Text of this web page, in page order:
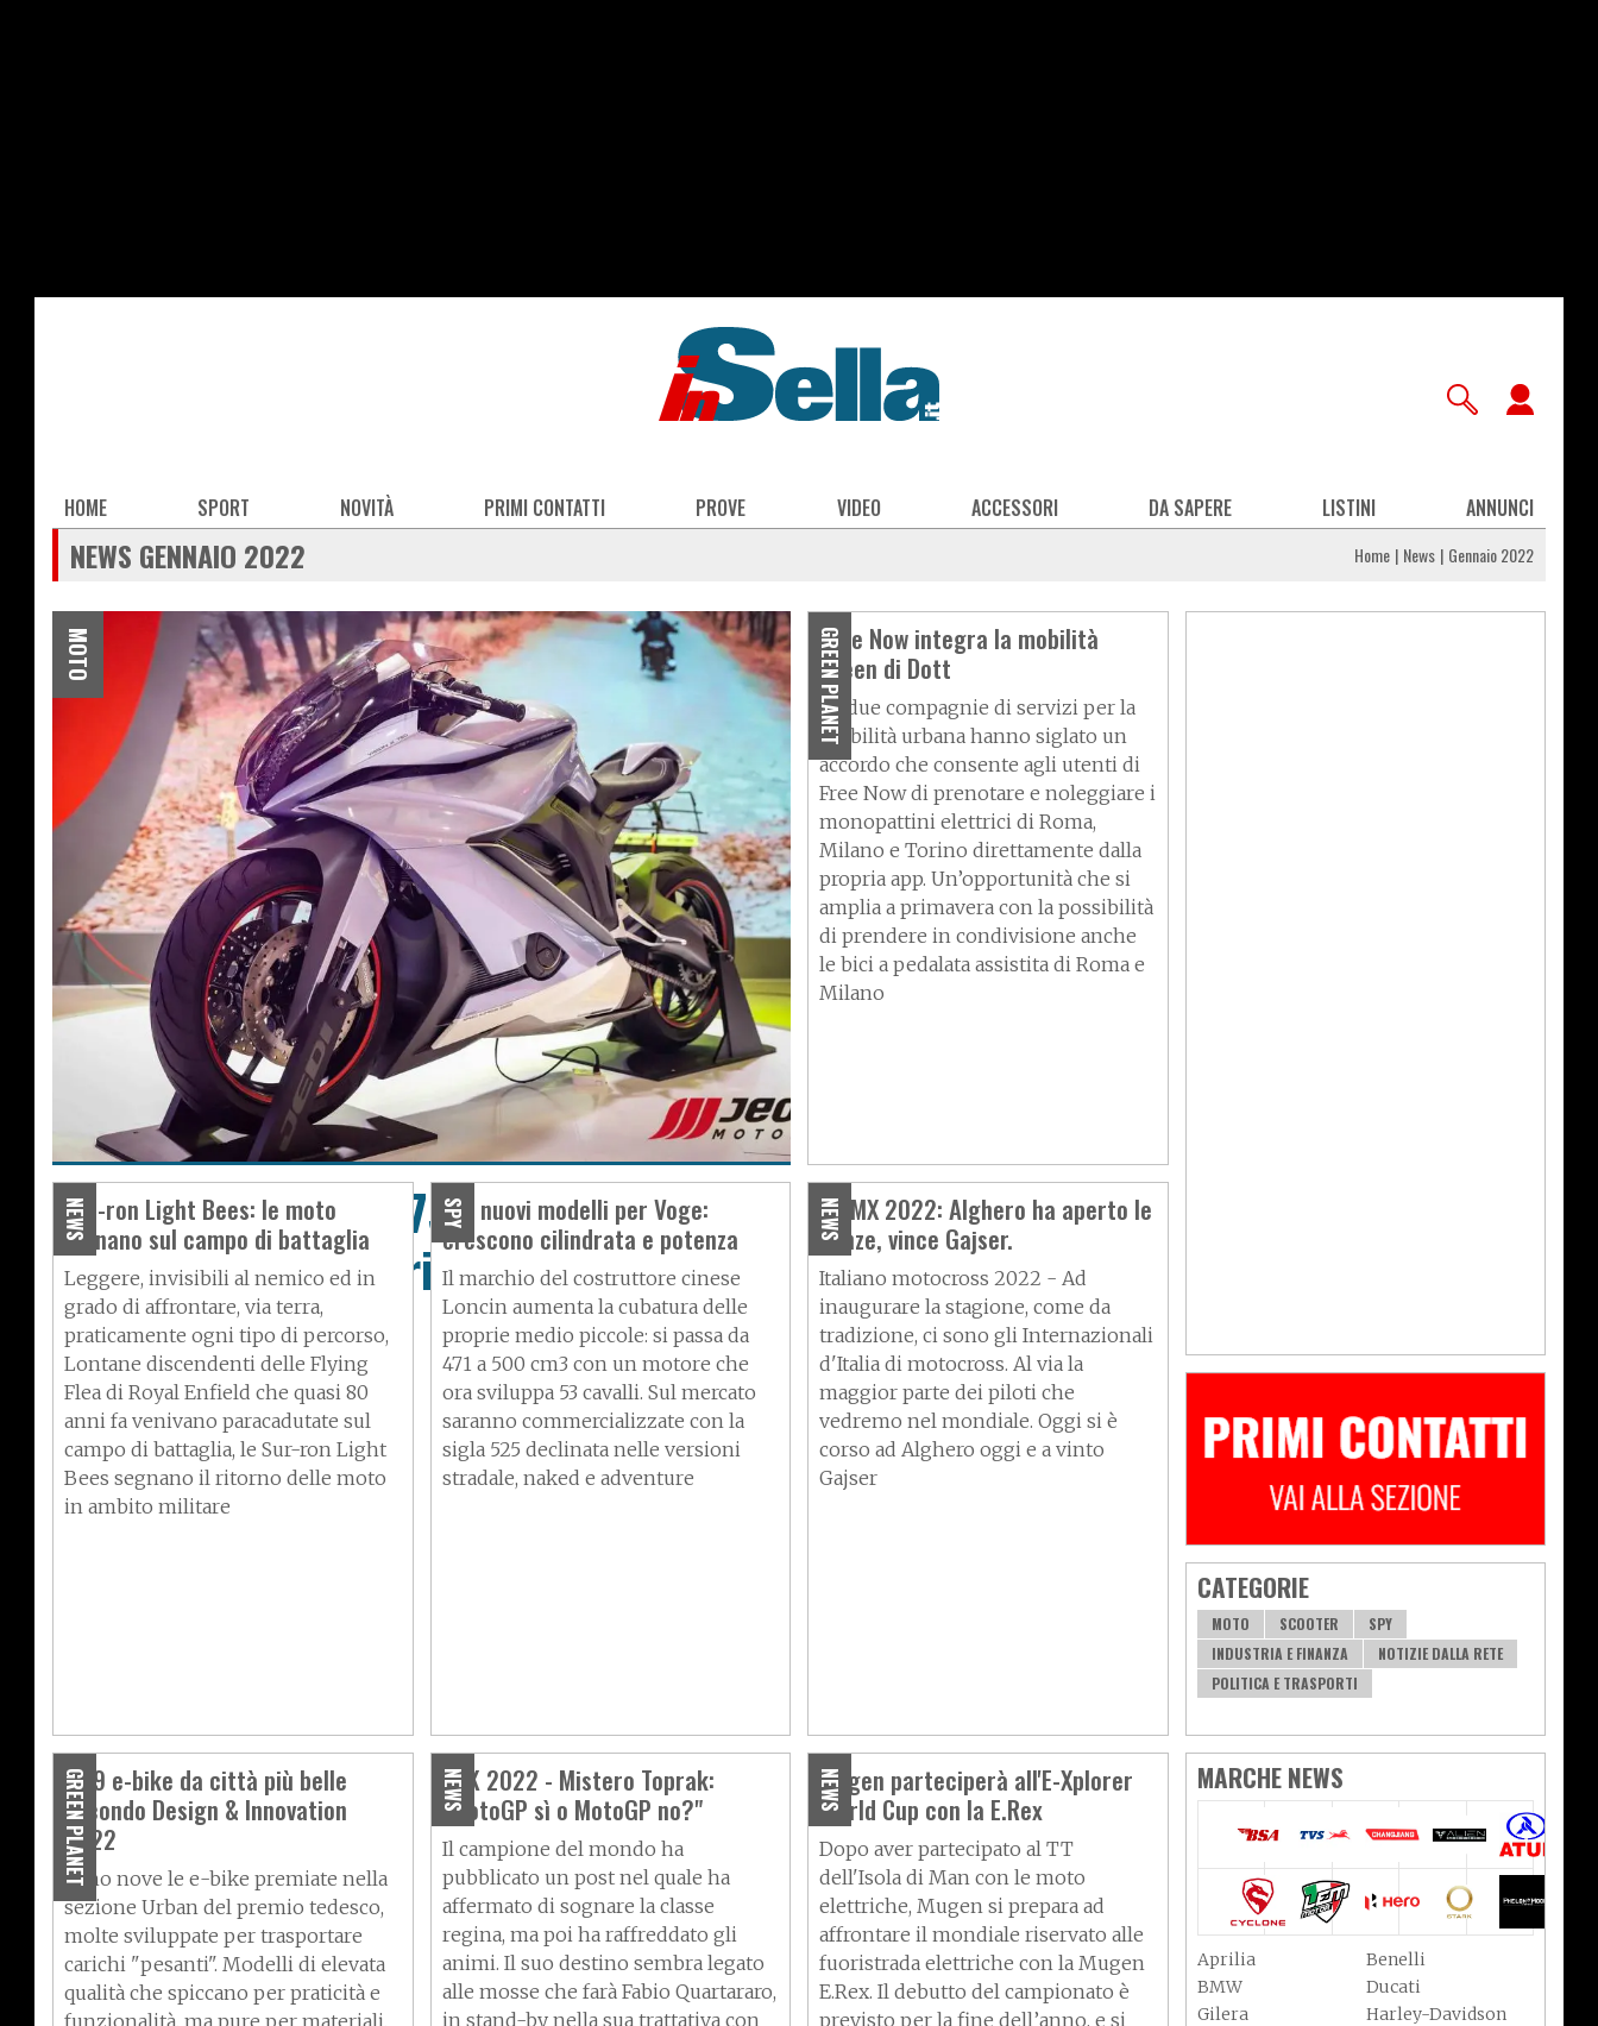
Main
navigation
HOME SPORT NOVITÀ PRIMI CONTATTI PROVE VIDEO ACCESSORI DA SAPERE LISTINI ANNUNCI
NEWS GENNAIO 2022 Home News Gennaio 2022
MOTO
Jedi Motors, la K750 verso la
produzione in serie?
GREEN PLANET
Free Now integra la mobilità
green di Dott
Le due compagnie di servizi per la
mobilità urbana hanno siglato un
accordo che consente agli utenti di
Free Now di prenotare e noleggiare i
monopattini elettrici di Roma,
Milano e Torino direttamente dalla
propria app. Un’opportunità che si
amplia a primavera con la possibilità
di prendere in condivisione anche
le bici a pedalata assistita di Roma e
Milano
NEWS
Sur-ron Light Bees: le moto
tornano sul campo di battaglia
Leggere, invisibili al nemico ed in
grado di affrontare, via terra,
praticamente ogni tipo di percorso,
Lontane discendenti delle Flying
Flea di Royal Enfield che quasi 80
anni fa venivano paracadutate sul
campo di battaglia, le Sur-ron Light
Bees segnano il ritorno delle moto
in ambito militare
SPY
Tre nuovi modelli per Voge:
crescono cilindrata e potenza
Il marchio del costruttore cinese
Loncin aumenta la cubatura delle
proprie medio piccole: si passa da
471 a 500 cm3 con un motore che
ora sviluppa 53 cavalli. Sul mercato
saranno commercializzate con la
sigla 525 declinata nelle versioni
stradale, naked e adventure
NEWS
INTMX 2022: Alghero ha aperto le
danze, vince Gajser.
Italiano motocross 2022 - Ad
inaugurare la stagione, come da
tradizione, ci sono gli Internazionali
d'Italia di motocross. Al via la
maggior parte dei piloti che
vedremo nel mondiale. Oggi si è
corso ad Alghero oggi e a vinto
Gajser
CATEGORIE
MOTO SCOOTER
SPY
INDUSTRIA E FINANZA
NOTIZIE DALLA RETE
POLITICA E TRASPORTI
GREEN PLANET
Le 9 e-bike da città più belle
secondo Design & Innovation
2022
Sono nove le e-bike premiate nella
sezione Urban del premio tedesco,
molte sviluppate per trasportare
carichi "pesanti". Modelli di elevata
qualità che spiccano per praticità e
NEWS
SBK 2022 - Mistero Toprak:
"MotoGP sì o MotoGP no?"
Il campione del mondo ha
pubblicato un post nel quale ha
affermato di sognare la classe
regina, ma poi ha raffreddato gli
animi. Il suo destino sembra legato
alle mosse che farà Fabio Quartararo,
in stand-by nella sua trattativa con
NEWS
Mugen parteciperà all'E-Xplorer
World Cup con la E.Rex
Dopo aver partecipato al TT
dell'Isola di Man con le moto
elettriche, Mugen si prepara ad
affrontare il mondiale riservato alle
fuoristrada elettriche con la Mugen
E.Rex. Il debutto del campionato è
previsto per la fine dell’anno, e si
MARCHE NEWS
Aprilia
Benelli
BMW
Ducati
Gilera
Harley-Davidson